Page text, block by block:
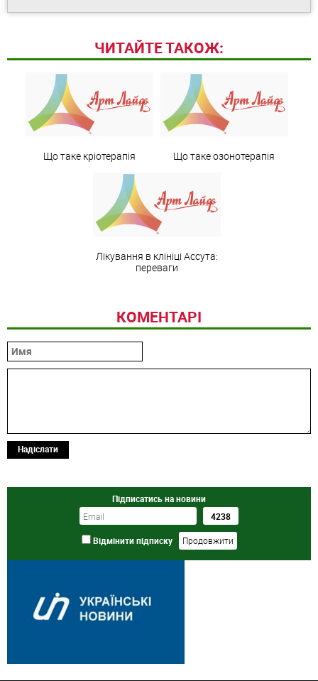
ЧИТАЙТЕ ТАКОЖ:
Що таке кріотерапія Що таке озонотерапія
Лікування в клініці Ассута:
переваги
КОМЕНТАРІ
Надіслати
Підписатись на новини
Відмінити підписку